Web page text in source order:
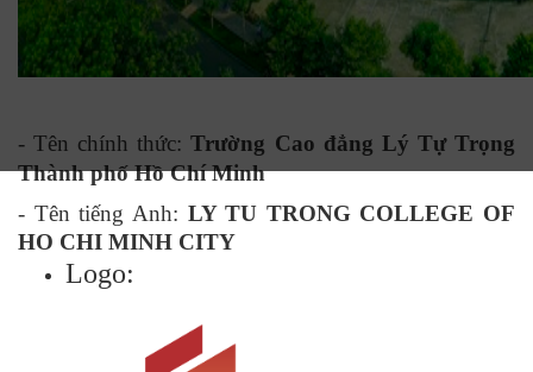
- Tên chính thức:Trường Cao đẳng Lý Tự Trọng
Thành phố Hồ Chí Minh
- Tên tiếng Anh: LY TU TRONG COLLEGE OF
HO CHI MINH CITY
Logo: